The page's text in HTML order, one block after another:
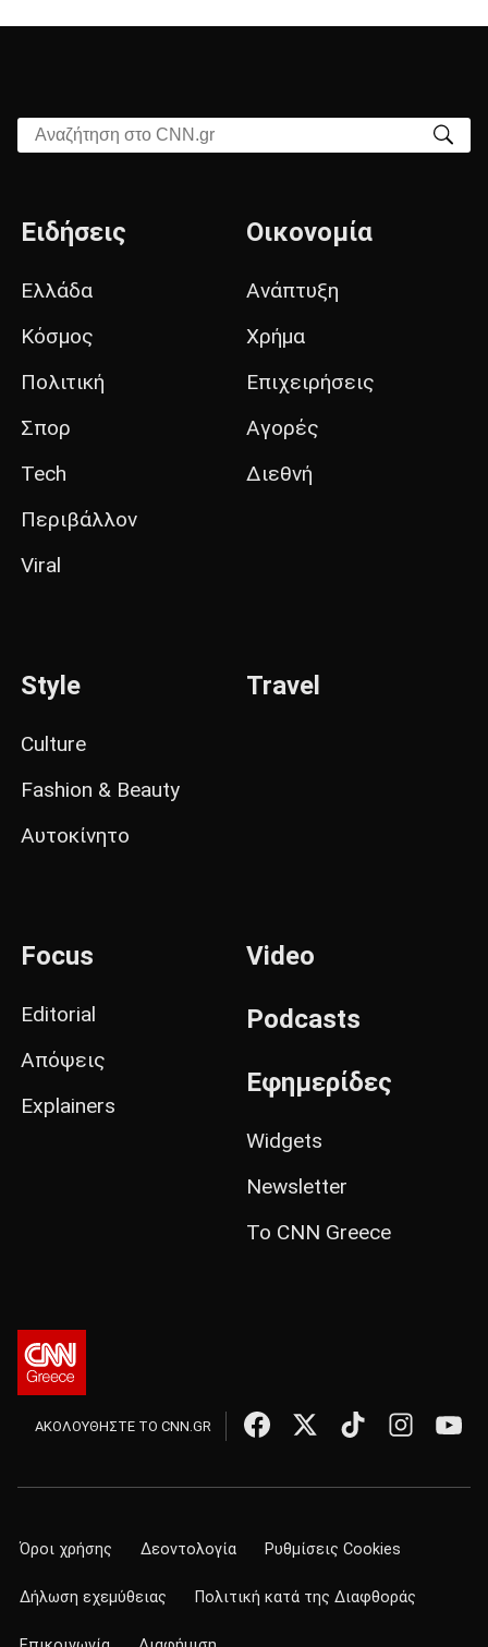
Αναζήτηση στο CNN.gr
Ειδήσεις
Ελλάδα
Κόσμος
Πολιτική
Σπορ
Tech
Περιβάλλον
Viral
Οικονομία
Ανάπτυξη
Χρήμα
Επιχειρήσεις
Αγορές
Διεθνή
Style
Culture
Fashion & Beauty
Αυτοκίνητο
Travel
Focus
Editorial
Απόψεις
Explainers
Video
Podcasts
Εφημερίδες
Widgets
Newsletter
Το CNN Greece
ΑΚΟΛΟΥΘΗΣΤΕ ΤΟ CNN.GR
Όροι χρήσης Δεοντολογία Ρυθμίσεις Cookies
Δήλωση εχεμύθειας Πολιτική κατά της Διαφθοράς